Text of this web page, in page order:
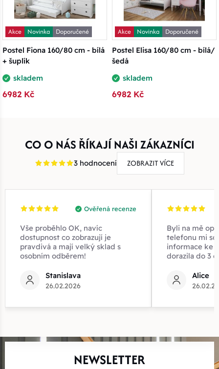
Akce Novinka
Doporučené
Postel Fiona 160/80 cm - bílá
+ šuplík
skladem
6982 Kč
Akce Novinka
Doporučené
Postel Elisa 160/80 cm - bílá/
šedá
skladem
6982 Kč
CO O NÁS ŘÍKAJÍ NAŠI ZÁKAZNÍCI
3 hodnocení ZOBRAZIT VÍCE
Ověřená recenze
Vše proběhlo OK, navíc
dostupnost co zobrazují je
pravdivá a mají velký sklad s
osobním odběrem!
Stanislava
26.02.2026
Byli na mě
telefonu mi
informace ke
dorazila do 3
Alice
NEWSLETTER